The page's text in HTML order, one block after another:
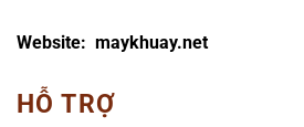
Website: maykhuay.net
HỖ TRỢ